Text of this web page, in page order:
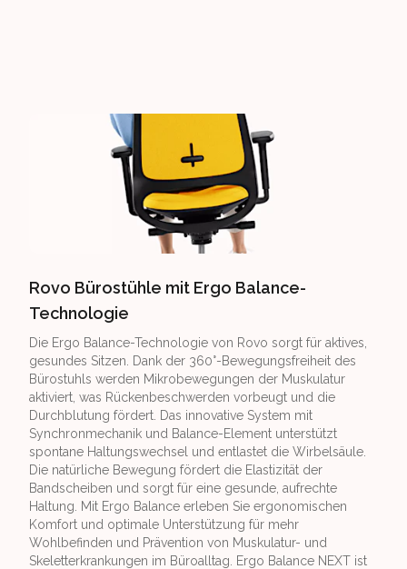
Rovo Bürostühle mit Ergo Balance-
Technologie
Die Ergo Balance-Technologie von Rovo sorgt für aktives,
gesundes Sitzen. Dank der 360°-Bewegungsfreiheit des
Bürostuhls werden Mikrobewegungen der Muskulatur
aktiviert, was Rückenbeschwerden vorbeugt und die
Durchblutung fördert. Das innovative System mit
Synchronmechanik und Balance-Element unterstützt
spontane Haltungswechsel und entlastet die Wirbelsäule.
Die natürliche Bewegung fördert die Elastizität der
Bandscheiben und sorgt für eine gesunde, aufrechte
Haltung. Mit Ergo Balance erleben Sie ergonomischen
Komfort und optimale Unterstützung für mehr
Wohlbefinden und Prävention von Muskulatur- und
Skeletterkrankungen im Büroalltag. Ergo Balance NEXT ist